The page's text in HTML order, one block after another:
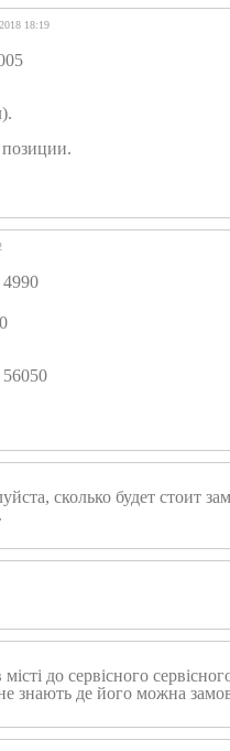
18:19
сколько будет стоит
до сервісного
знають де його можна